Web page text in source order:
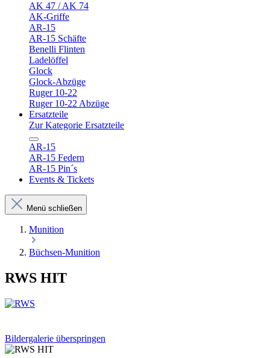
AK 47 / AK 74
AK-Griffe
AR-15
AR-15 Schäfte
Benelli Flinten
Ladelöffel
Glock
Glock-Abzüge
Ruger 10-22
Ruger 10-22 Abzüge
Ersatzteile
Zur Kategorie Ersatzteile
AR-15
AR-15 Federn
AR-15 Pin´s
Events & Tickets
Menü schließen
Munition
Büchsen-Munition
RWS HIT
Bildergalerie überspringen